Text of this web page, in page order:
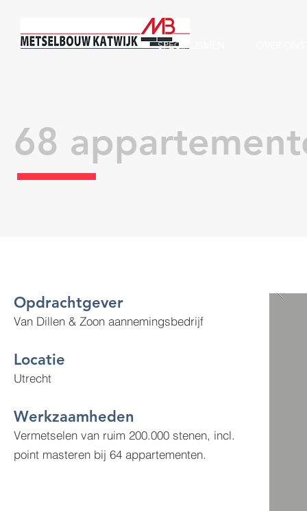
SPECIALISMEN
68
Opdrachtgever
Van Dillen & Zoon aannemingsbedrijf
Locatie
Utrecht
Werkzaamheden
Vermetselen van ruim 200.000 stenen, incl.
point masteren bij 64 appartementen.